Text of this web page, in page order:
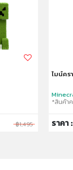
฿1,495
ไมน์คร
*สินค้า
ราคา